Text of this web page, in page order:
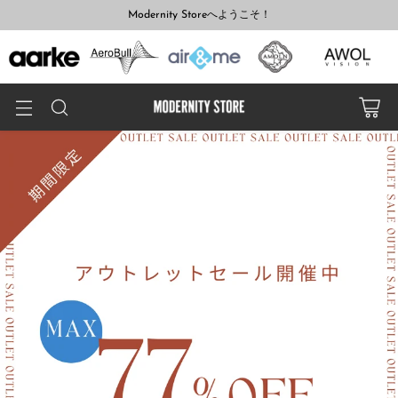
Modernity Storeへようこそ！